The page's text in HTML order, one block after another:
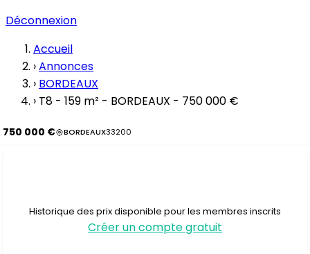
Déconnexion
Accueil
›Annonces
› BORDEAUX
› T8 - 159 m² - BORDEAUX - 750 000 €
750 000 € BORDEAUX33200
Historique des prix disponible pour les membres inscrits
Créer un compte gratuit